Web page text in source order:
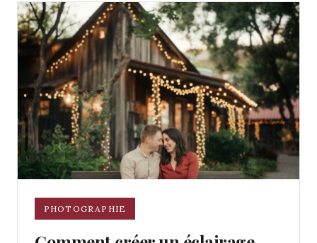
PHOTOGRAPHIE